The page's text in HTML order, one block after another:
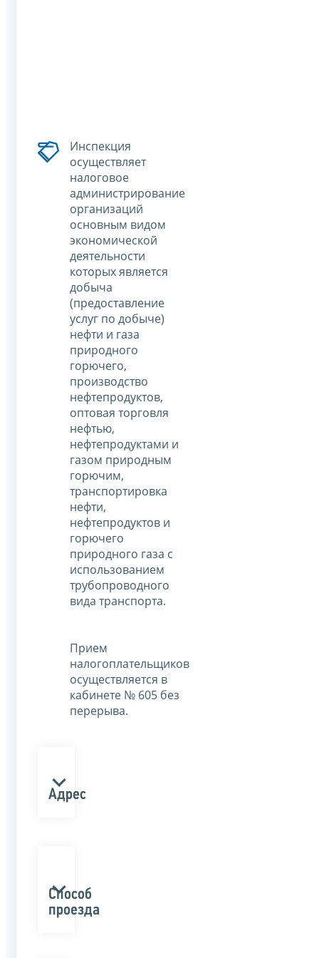
Инспекция
осуществляет
налоговое
администрирование
организаций
основным видом
экономической
деятельности
которых является
добыча
(предоставление
услуг по добыче)
нефти и газа
природного
горючего,
производство
нефтепродуктов,
оптовая торговля
нефтью,
нефтепродуктами и
газом природным
горючим,
транспортировка
нефти,
нефтепродуктов и
горючего
природного газа с
использованием
трубопроводного
вида транспорта.
Прием
налогоплательщиков
осуществляется в
кабинете № 605 без
перерыва.
Адрес
Способ
проезда